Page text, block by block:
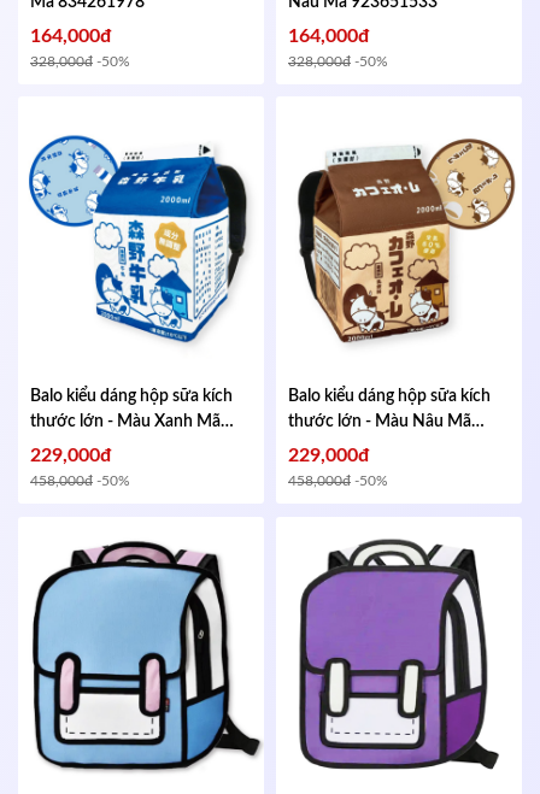
164,000đ
328,000đ -50%
164,000đ
328,000đ -50%
Balo kiểu dáng hộp sữa kích
thước lớn - Màu Xanh Mã
613477132
229,000đ
458,000đ -50%
Balo kiểu dáng hộp sữa kích
thước lớn - Màu Nâu Mã
433155228
229,000đ
458,000đ -50%